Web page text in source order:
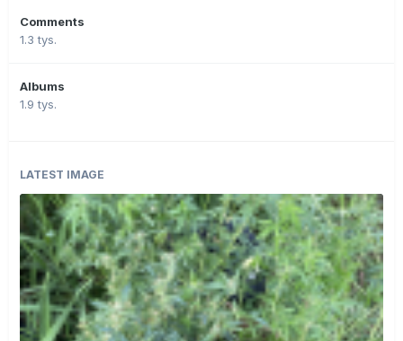
Comments
1.3 tys.
Albums
1.9 tys.
LATEST IMAGE